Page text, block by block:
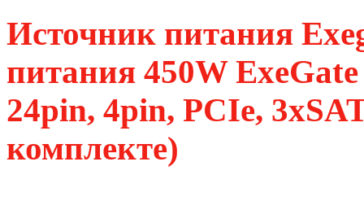
Источник питания
питания 450W
24pin, 4pin, PCIe,
комплекте)